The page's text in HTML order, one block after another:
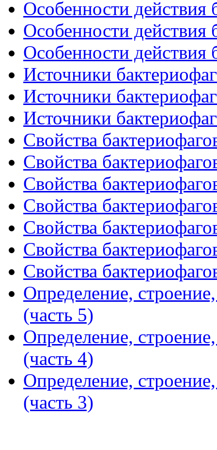
Особенности действия
Особенности действия
Особенности действия
Источники
Источники
Источники
Свойства
Свойства
Свойства
Свойства
Свойства
Свойства
Свойства
Определение,
(часть 5)
Определение,
(часть 4)
Определение,
(часть 3)